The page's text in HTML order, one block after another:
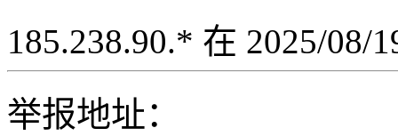
185.238.90.* 在 2025/08/
举报地址：